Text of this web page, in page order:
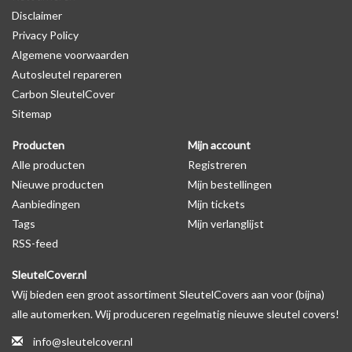
productfoto te kijken of er een logo zichtbaar is.
Levering
Voor 16:00 besteld = Dezelfde dag verzonden
Verzending naar België: 1/3 werkdagen
Merk: SleutelCover
Geschikt voor: Porsche
Gewicht: 20g
Materiaal: TPU
Geschikt voor o.a. de volgende modellen:
* Afhankelijk van het bouwjaar
* Controleer
altijd alsnog eerst uw model sleutel met het
Disclaimer
Privacy Policy
Algemene voorwaarden
Autosleutel repareren
Carbon SleutelCover
Sitemap
Producten
Alle producten
Nieuwe producten
Aanbiedingen
Tags
RSS-feed
Mijn account
Registreren
Mijn bestellingen
Mijn tickets
Mijn verlanglijst
SleutelCover.nl
Wij bieden een groot assortiment SleutelCovers aan voor (bijna)
alle automerken. Wij produceren regelmatig nieuwe sleutel covers!
info@sleutelcover.nl